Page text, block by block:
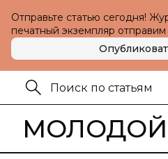
Отправьте статью сегодня!
печатный экземпляр отправим